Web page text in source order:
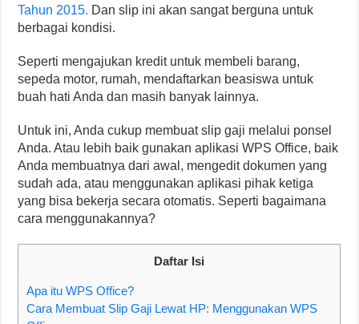
Tahun 2015. Dan slip ini akan sangat berguna untuk
berbagai kondisi.
Seperti mengajukan kredit untuk membeli barang,
sepeda motor, rumah, mendaftarkan beasiswa untuk
buah hati Anda dan masih banyak lainnya.
Untuk ini, Anda cukup membuat slip gaji melalui ponsel
Anda. Atau lebih baik gunakan aplikasi WPS Office, baik
Anda membuatnya dari awal, mengedit dokumen yang
sudah ada, atau menggunakan aplikasi pihak ketiga
yang bisa bekerja secara otomatis. Seperti bagaimana
cara menggunakannya?
Daftar Isi
Apa itu WPS Office?
Cara Membuat Slip Gaji Lewat HP: Menggunakan WPS